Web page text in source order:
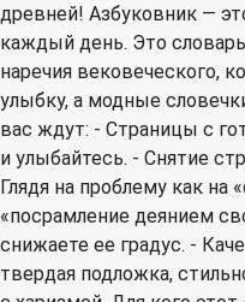
древней! Азбуковник —
каждый день. Это
наречия вековеческого,
улыбку, а модные
вас ждут: - Страницы с
и улыбайтесь. - Снятие
Глядя на проблему как
«посрамление деянием
снижаете ее градус. -
твердая подложка,